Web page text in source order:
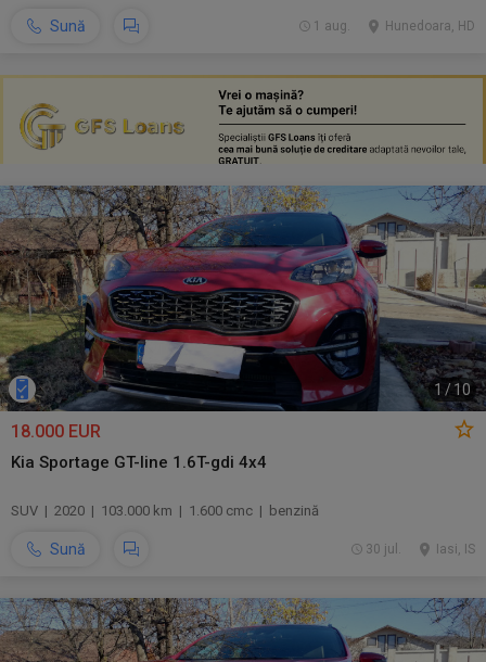
Sună Hunedoara, HD
1 aug.
1 /10
18.000 EUR
Kia Sportage GT-line 1.6T-gdi 4x4
SUV | 2020 | 103.000 km | 1.600 cmc | benzină
Sună Iasi, IS
30 jul.